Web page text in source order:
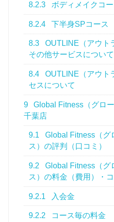
8.2.3 ボディメイクコ
8.2.4 下半身SPコース
8.3
OUTLINE（アウト
その他サービスについて
8.4
OUTLINE（アウト
セスについて
9
Global Fitness（グロ
千葉店
9.1
Global Fitness（グ
ス）の評判（口コミ）
9.2
Global Fitness（グ
ス）の料金（費用）・
9.2.1 入会金
9.2.2 コース毎の料金